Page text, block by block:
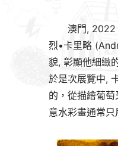
澳門, 2022
烈•卡里略
貌, 彰顯他細緻
於是次展覽中,
的，從描繪葡
意水彩畫通常